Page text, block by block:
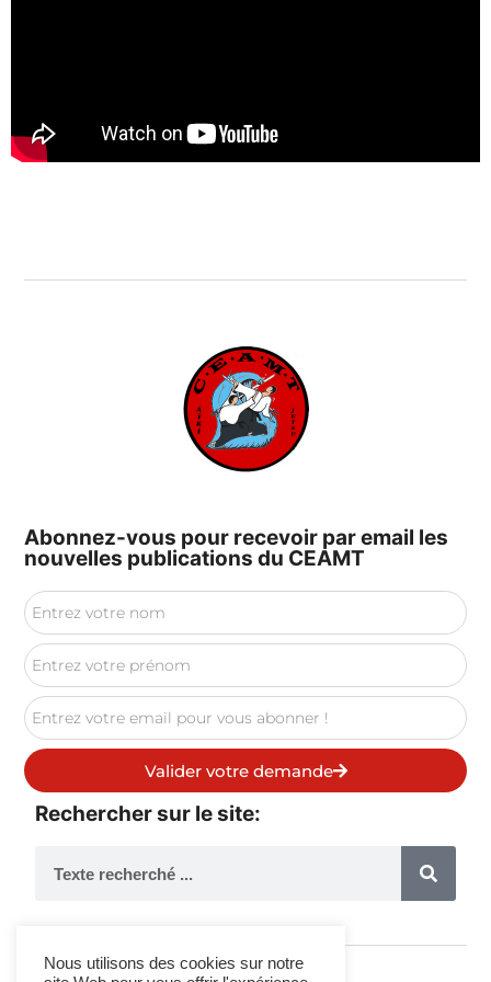
Abonnez-vous pour recevoir par email les
nouvelles publications du CEAMT
Valider votre demande
Rechercher sur le site:
Nous utilisons des cookies sur notre